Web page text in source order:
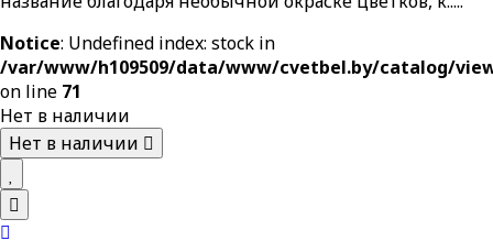
Notice: Undefined index: stock in
/var/www/h109509/data/www/cvetbel.by/catalog/
on line 71
Нет в наличии
Нет в наличии